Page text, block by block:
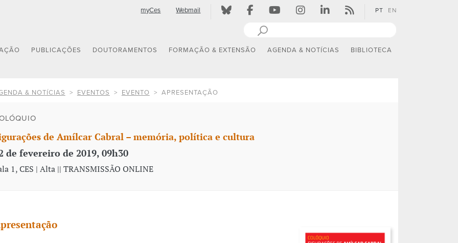
myCes Webmail PT EN
PUBLICAÇÕES DOUTORAMENTOS FORMAÇÃO & EXTENSÃO AGENDA & NOTÍCIAS BIBLIOTECA
& NOTÍCIAS EVENTOS EVENTO APRESENTAÇÃO
de Amílcar Cabral – memória, política e cultura
de fevereiro de 2019, 09h30
1, CES | Alta || TRANSMISSÃO ONLINE